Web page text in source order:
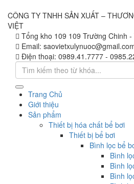
CÔNG TY TNHH SẢN XUẤT –
VIỆT
Tổng kho 109 109 Trường Chinh
Email:
Điện thoại: 0989.41.7777 -
Trang Chủ
Giới thiệu
Sản phẩm
Thiết bị hóa chất bể bơi
Thiết bị bể bơi
Bình lọc bể
Bình
Bình
Bình